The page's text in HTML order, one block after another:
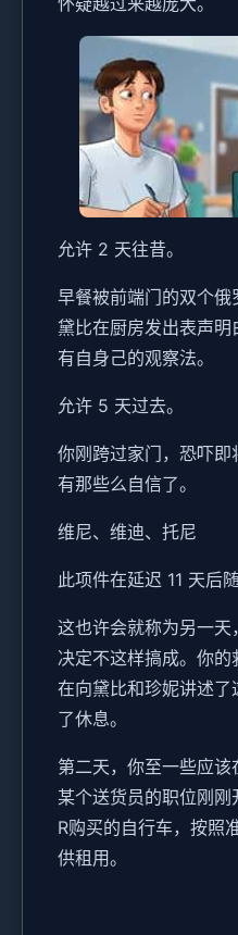
允许 2 天往昔。
早餐被前端门的双个俄
黛比在厨房发出表声
有自身己的观察法。
允许 5 天过去。
你刚跨过家门，恐吓
有那些么自信了。
维尼、维迪、托尼
此项件在延迟 11 天后
这也许会就称为另一
决定不这样搞成。你的
在向黛比和珍妮讲述
了休息。
第二天，你至一些应该
某个送货员的职位刚
R购买的自行车，按照
供租用。